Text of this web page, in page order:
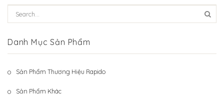
Gương Thủy BALE
Sản Phẩm Khác
Hệ Thống Khách Hàng
Danh Mục Sản Phẩm
Sản Phẩm Thương Hiệu Rapido
Sản Phẩm Khác